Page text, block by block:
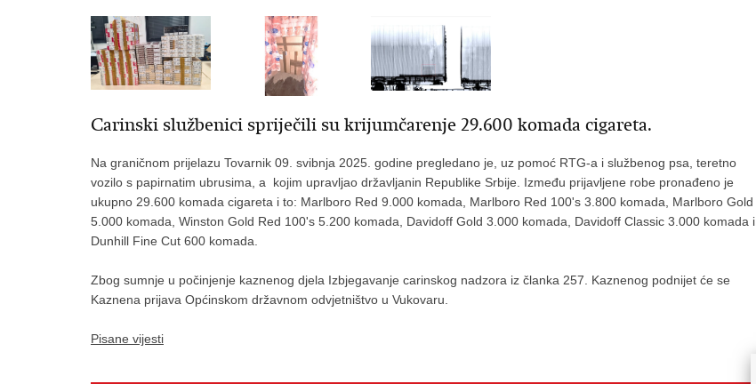
Carinski službenici spriječili su krijumčarenje 29.600 komada cigareta.
Na graničnom prijelazu Tovarnik 09. svibnja 2025. godine pregledano je, uz pomoć RTG-a i službenog psa, teretno
vozilo s papirnatim ubrusima, a kojim upravljao državljanin Republike Srbije. Između prijavljene robe pronađeno je
ukupno 29.600 komada cigareta i to: Marlboro Red 9.000 komada, Marlboro Red 100's 3.800 komada, Marlboro Gold
5.000 komada, Winston Gold Red 100's 5.200 komada, Davidoff Gold 3.000 komada, Davidoff Classic 3.000 komada i
Dunhill Fine Cut 600 komada.
Zbog sumnje u počinjenje kaznenog djela Izbjegavanje carinskog nadzora iz članka 257. Kaznenog podnijet će se
Kaznena prijava Općinskom državnom odvjetništvo u Vukovaru.
Pisane vijesti